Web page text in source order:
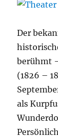
Der
berühmt
(1826 –
als